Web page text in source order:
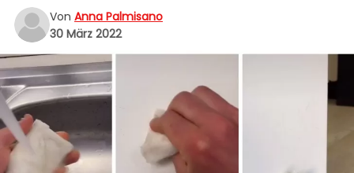
Von Anna Palmisano
30 März 2022